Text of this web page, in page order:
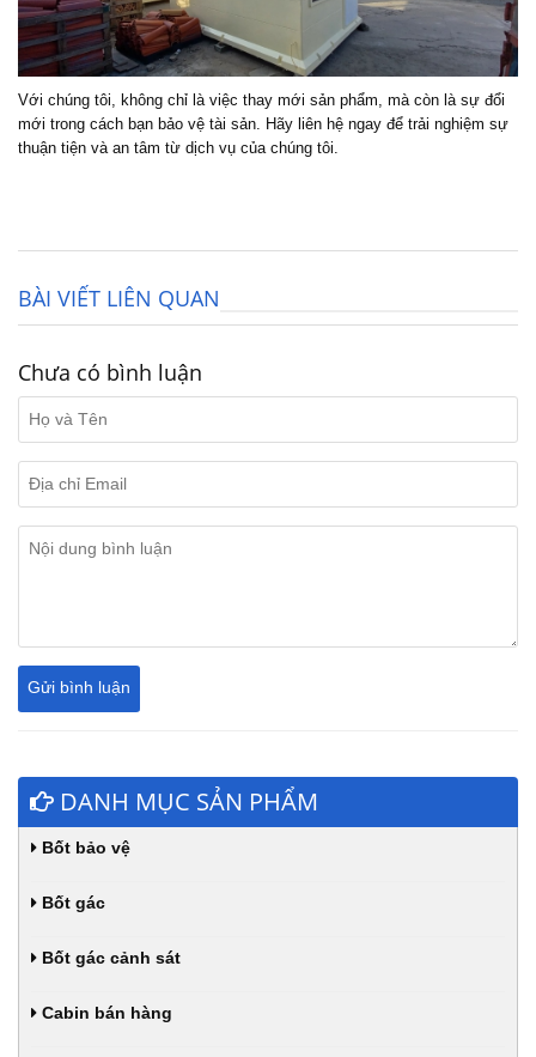
Với chúng tôi, không chỉ là việc thay mới sản phẩm, mà còn là sự đổi
mới trong cách bạn bảo vệ tài sản. Hãy liên hệ ngay để trải nghiệm sự
thuận tiện và an tâm từ dịch vụ của chúng tôi.
BÀI VIẾT LIÊN QUAN
Chưa có bình luận
DANH MỤC SẢN PHẨM
Bốt bảo vệ
Bốt gác
Bốt gác cảnh sát
Cabin bán hàng